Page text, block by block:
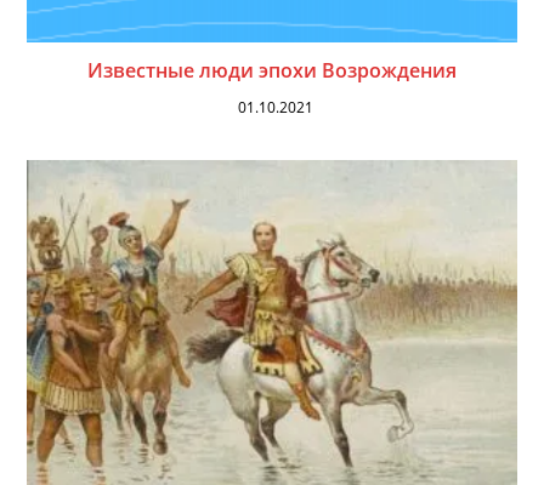
Известные люди эпохи Возрождения
01.10.2021